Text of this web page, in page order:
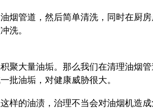
管道，然后简单清洗，同时在厨
洗。
大量油垢。那么我们在清理油烟
批油垢，对健康威胁很大。
的油渍，治理不当会对油烟机造成